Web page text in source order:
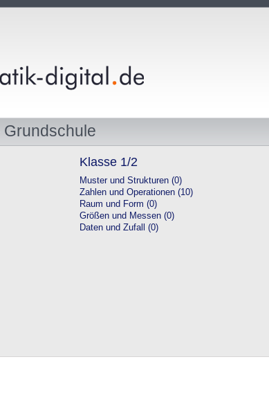
Klasse 1/2
Muster und Strukturen (0)
Zahlen und Operationen (10)
Raum und Form (0)
Größen und Messen (0)
Daten und Zufall (0)